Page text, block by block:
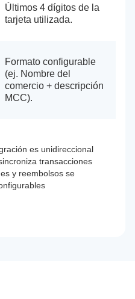
Últimos 4 dígitos de la
tarjeta utilizada.
Formato configurable
(ej. Nombre del
comercio + descripción
MCC).
es unidireccional
transacciones
y reembolsos se